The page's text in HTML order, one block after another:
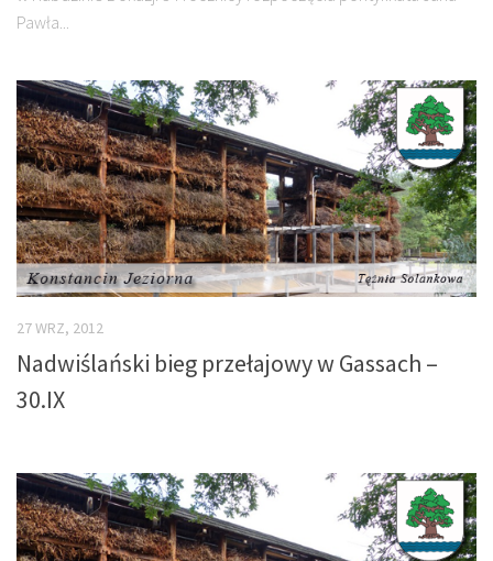
Pawła...
27 WRZ, 2012
Nadwiślański bieg przełajowy w Gassach –
30.IX